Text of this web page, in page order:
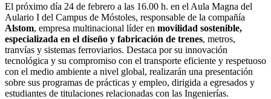
El próximo día 24 de febrero a las 16.00 h. en el Aula Magna del
Aulario I del Campus de Móstoles, responsable de la compañía
Alstom, empresa multinacional líder en movilidad sostenible,
especializada en el diseño y fabricación de trenes, metros,
tranvías y sistemas ferroviarios. Destaca por su innovación
tecnológica y su compromiso con el transporte eficiente y respetuoso
con el medio ambiente a nivel global, realizarán una presentación
sobre sus programas de prácticas y empleo, dirigida a egresados y
estudiantes de titulaciones relacionadas con las Ingenierías.